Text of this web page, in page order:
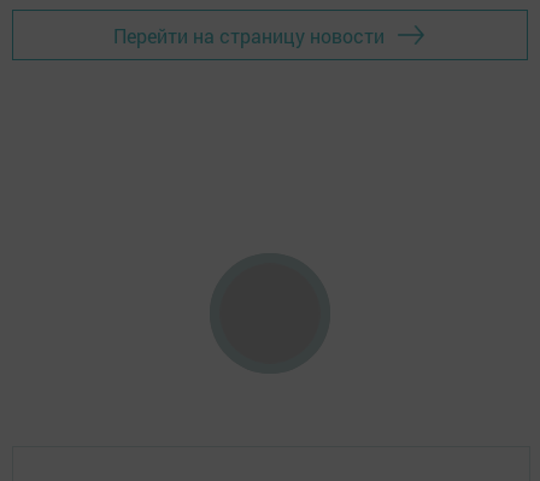
Перейти на страницу новости